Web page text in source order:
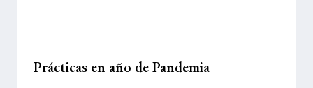
Prácticas en año de Pandemia